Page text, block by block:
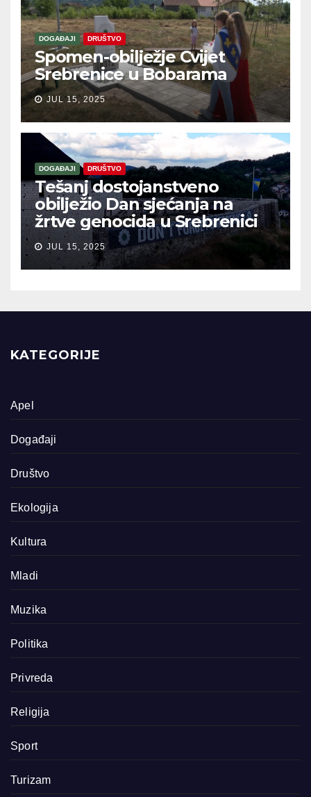
DOGAĐAJI DRUŠTVO
Spomen-obilježje Cvijet
Srebrenice u Bobarama
JUL 15, 2025
DOGAĐAJI DRUŠTVO
Tešanj dostojanstveno
obilježio Dan sjećanja na
žrtve genocida u Srebrenici
JUL 15, 2025
KATEGORIJE
Apel
Događaji
Društvo
Ekologija
Kultura
Mladi
Muzika
Politika
Privreda
Religija
Sport
Turizam